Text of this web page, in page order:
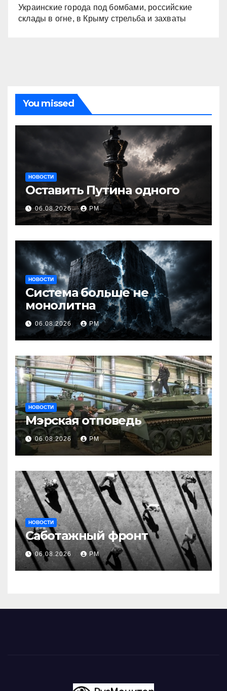
Украинские города под бомбами, российские
склады в огне, в Крыму стрельба и захваты
You missed
НОВОСТИ
Оставить Путина одного
06.08.2026 РМ
НОВОСТИ
Система больше не
монолитна
06.08.2026 РМ
НОВОСТИ
Мэрская отповедь
06.08.2026 РМ
НОВОСТИ
Саботажный фронт
06.08.2026 РМ